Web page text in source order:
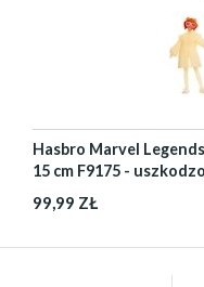
Hasbro Marvel
15 cm F9175 -
99,99 ZŁ